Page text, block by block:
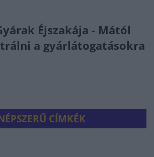
Éjszakája - Mától
a gyárlátogatásokra
CÍMKÉK